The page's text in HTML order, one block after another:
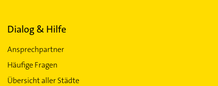
Dialog & Hilfe
Ansprechpartner
Häufige Fragen
Übersicht aller Städte